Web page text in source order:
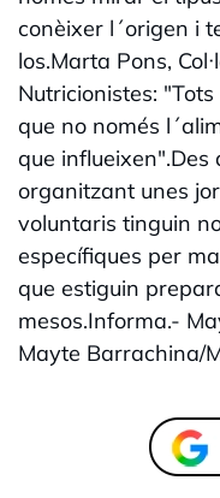
conèixer l´origen i
los.Marta Pons,
Nutricionistes:
que no només
que influeixen".Des
organitzant unes
voluntaris tinguin
específiques per
que estiguin
mesos.Informa.-
Mayte Barrachina/